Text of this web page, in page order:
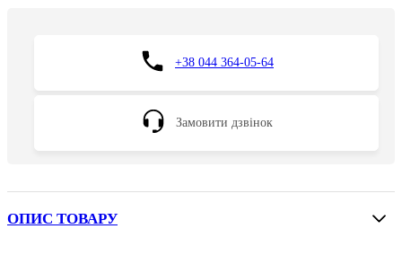
+38 044 364-05-64
Замовити дзвінок
ОПИС ТОВАРУ